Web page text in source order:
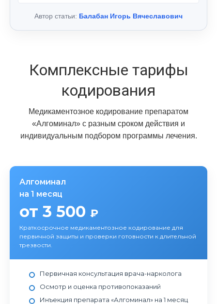
Автор статьи: Балабан Игорь Вячеславович
Комплексные тарифы
кодирования
Медикаментозное кодирование препаратом
«Алгоминал» с разным сроком действия и
индивидуальным подбором программы лечения.
Алгоминал
на 1 месяц
от 3 500 ₽
Краткосрочное медикаментозное кодирование для
первичной защиты и проверки готовности к длительной
трезвости.
Первичная консультация врача-нарколога
Осмотр и оценка противопоказаний
Инъекция препарата «Алгоминал» на 1 месяц